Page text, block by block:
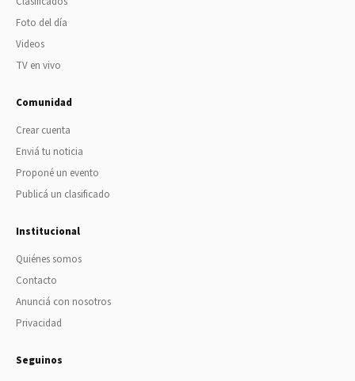
Foto del día
Videos
TV en vivo
Comunidad
Crear cuenta
Enviá tu noticia
Proponé un evento
Publicá un clasificado
Institucional
Quiénes somos
Contacto
Anunciá con nosotros
Privacidad
Seguinos